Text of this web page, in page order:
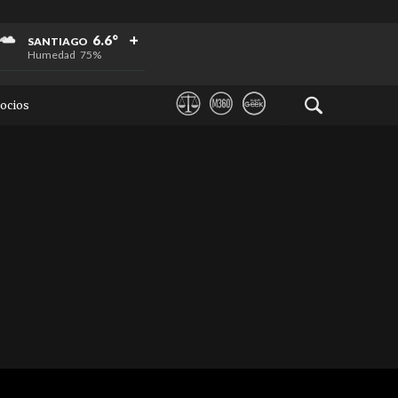
SANTIAGO 6.6°
Humedad 75%
+
+
+